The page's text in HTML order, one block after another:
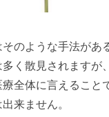
のような手法があ
く散見されますが
全体に言えるこ
来ません。